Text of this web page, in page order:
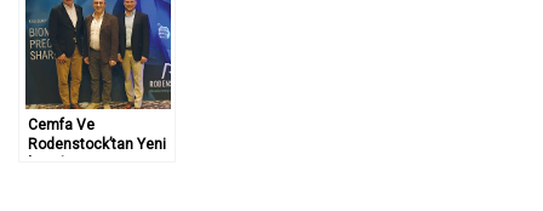
Cemfa Ve
Rodenstock’tan Yeni